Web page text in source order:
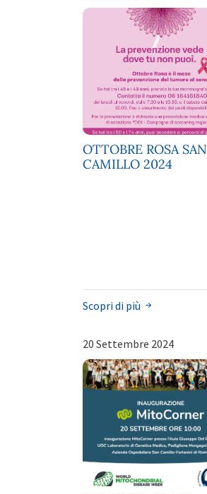
OTTOBRE ROSA SAN
CAMILLO 2024
Scopri di più
20 Settembre 2024